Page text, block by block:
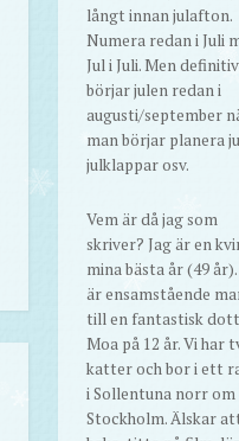
långt innan julafton.
Numera redan i Juli
Jul i Juli. Men
börjar julen redan i
augusti/september
man börjar planera
julklappar osv.
Vem är då jag som
skriver? Jag är en
mina bästa år (49 år).
är ensamstående
till en fantastisk
Moa på 12 år. Vi har
katter och bor i ett
i Sollentuna norr om
Stockholm. Älskar